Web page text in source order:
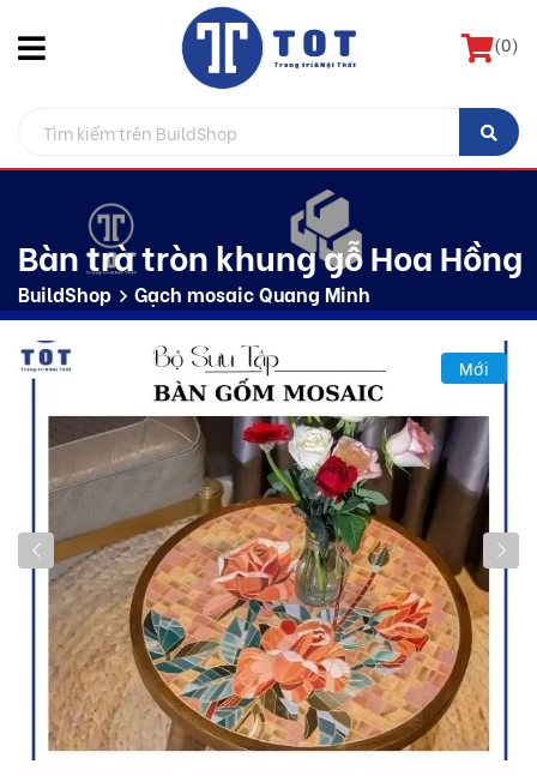
(0)
Bàn trà tròn khung gỗ Hoa Hồng
BuildShop Gạch mosaic Quang Minh
Mới